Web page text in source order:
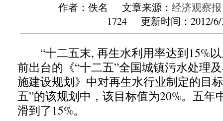
作者：佚名 文章来源： 经济观察报
1724 更新时间：2012/
“十二五末, 再生水利用率达到15%以
前出台的《“十二五”全国城镇污水处理
施建设规划》中对再生水行业制定的目
五”的该规划中，该目标值为20%。五年
滑到了15%。